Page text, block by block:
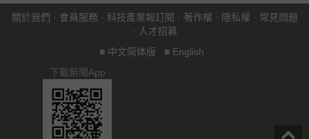
關於我們 · 會員服務 · 科技產業報訂閱 · 著作權 · 隱私權 · 常見問題
· 人才招募
■ 中文简体版 ■ English
下載新聞App